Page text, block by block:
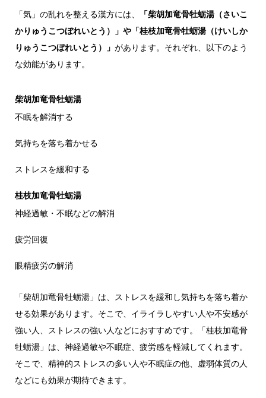
「気」の乱れを整える漢方には、
「柴胡加竜骨牡蛎湯（さいこ
かりゅうこつぼれいとう）」や「桂枝加竜骨牡蛎湯（けいしか
りゅうこつぼれいとう）」 があります。それぞれ、以下のよう
な効能があります。
柴胡加竜骨牡蛎湯
不眠を解消する
気持ちを落ち着かせる
ストレスを緩和する
桂枝加竜骨牡蛎湯
神経過敏・不眠などの解消
疲労回復
眼精疲労の解消
「柴胡加竜骨牡蛎湯」は、ストレスを緩和し気持ちを落ち着か
せる効果があります。そこで、イライラしやすい人や不安感が
強い人、ストレスの強い人などにおすすめです。「桂枝加竜骨
牡蛎湯」は、神経過敏や不眠症、疲労感を軽減してくれます。
そこで、精神的ストレスの多い人や不眠症の他、虚弱体質の人
などにも効果が期待できます。